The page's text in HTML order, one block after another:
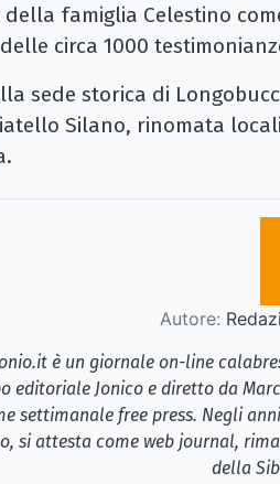
famiglia Celestino
circa 1000
sede storica di
Silano, rinomata
Autore:
è un giornale on-line
editoriale Jonico e diretto da
settimanale free press. Negli
si attesta come web journal,
della